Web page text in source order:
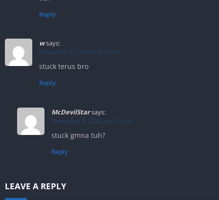
Reply
wsays:
November 3, 2020 at 4:58 pm
stuck terus bro
Reply
McDevilStarsays:
November 4, 2020 at 4:19 am
stuck gmna tuh?
Reply
LEAVE A REPLY